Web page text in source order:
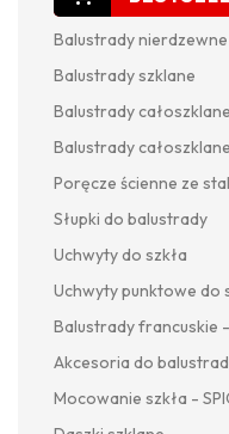
Balustrady nierdzewne
Balustrady szklane
Balustrady
Balustrady
Poręcze ścienne ze
Słupki do balustrady
Uchwyty do szkła
Uchwyty punktowe do
Balustrady
Akcesoria do balustrad
Mocowanie szkła -